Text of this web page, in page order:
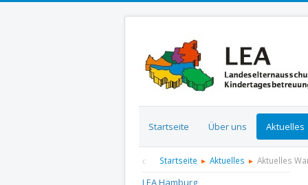
Startseite Über uns Aktuelles
Startseite Aktuelles Aktuelles
LEA Hamburg